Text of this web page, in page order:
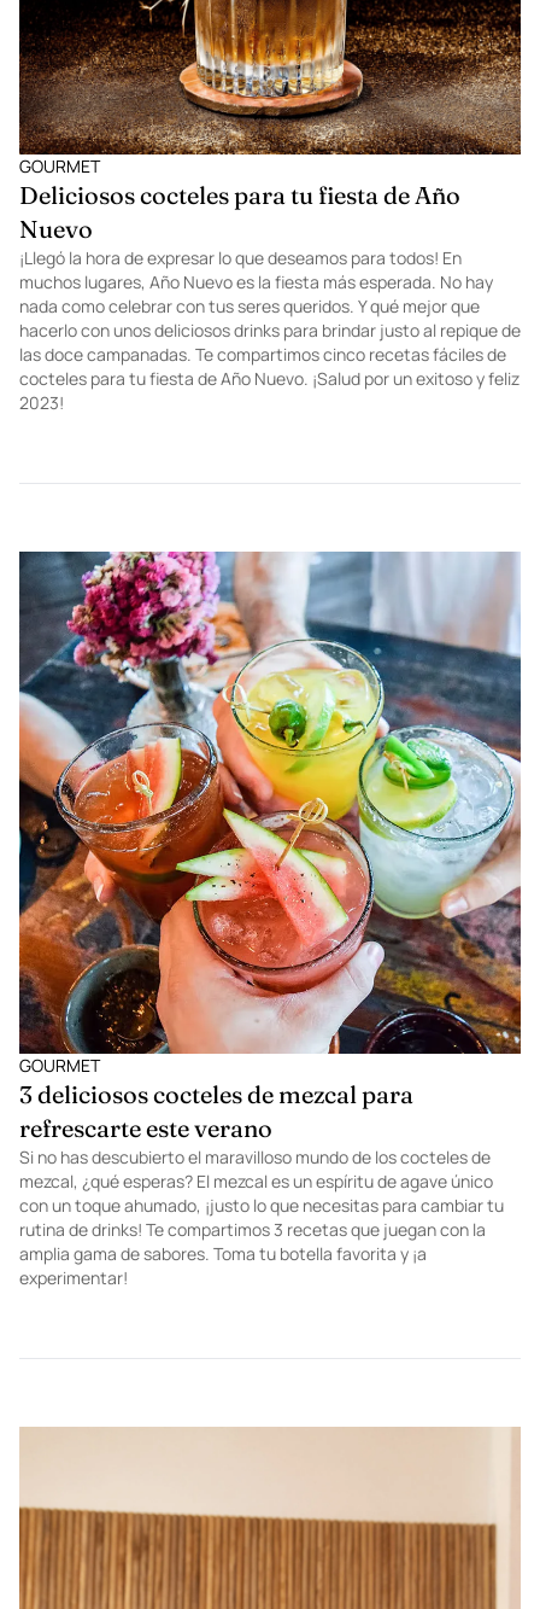
GOURMET
Deliciosos cocteles para tu fiesta de Año
Nuevo
¡Llegó la hora de expresar lo que deseamos para todos! En
muchos lugares, Año Nuevo es la fiesta más esperada. No hay
nada como celebrar con tus seres queridos. Y qué mejor que
hacerlo con unos deliciosos drinks para brindar justo al repique de
las doce campanadas. Te compartimos cinco recetas fáciles de
cocteles para tu fiesta de Año Nuevo. ¡Salud por un exitoso y feliz
2023!
GOURMET
3 deliciosos cocteles de mezcal para
refrescarte este verano
Si no has descubierto el maravilloso mundo de los cocteles de
mezcal, ¿qué esperas? El mezcal es un espíritu de agave único
con un toque ahumado, ¡justo lo que necesitas para cambiar tu
rutina de drinks! Te compartimos 3 recetas que juegan con la
amplia gama de sabores. Toma tu botella favorita y ¡a
experimentar!